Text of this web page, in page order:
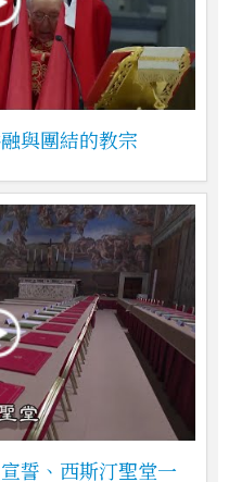
與團結的教宗
誓、西斯汀聖堂一